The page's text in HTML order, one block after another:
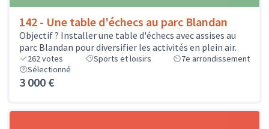
142 - Une table d'échecs au parc Blandan
Objectif ? Installer une table d'échecs avec assises au
parc Blandan pour diversifier les activités en plein air.
262votes Sports et loisirs
7e arrondissement
Sélectionné
3 000 €